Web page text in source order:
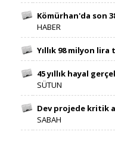
Kömürhan'da son
HABER​
Yıllık 98 milyon
45 yıllık hayal
SÜTUN
Dev projede kritik
SABAH